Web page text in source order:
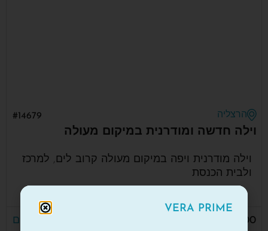
הרצליה
וילה חדשה ומודרנית במיקום מעולה
#14679
וילה מודרנית ויפה במיקום מעולה קרוב לים, למרכז
ולבית הכנסת
28,000,000 ₪ לפרטים נוספים
VERA PRIME